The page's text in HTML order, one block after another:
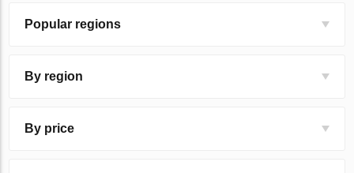
Popular regions
By region
By price